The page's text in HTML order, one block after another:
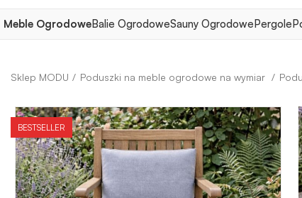
Meble OgrodoweBalie OgrodoweSauny OgrodowePergole
Poduszki na meble ogrodowe na wymiar
BESTSELLER